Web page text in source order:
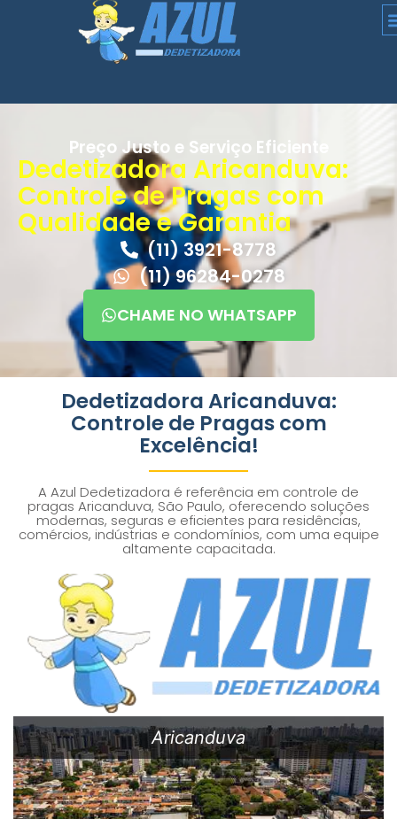
Preço Justo e Serviço Eficiente
Dedetizadora Aricanduva:
Controle de Pragas com
Qualidade e Garantia
(11) 3921-8778
(11) 96284-0278
CHAME NO WHATSAPP
Dedetizadora Aricanduva:
Controle de Pragas com
Excelência!
A Azul Dedetizadora é referência em controle de
pragas Aricanduva, São Paulo, oferecendo soluções
modernas, seguras e eficientes para residências,
comércios, indústrias e condomínios, com uma equipe
altamente capacitada.
Aricanduva